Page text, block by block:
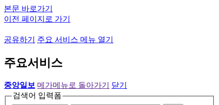
본문 바로가기
이전 페이지로 가기
공유하기 주요 서비스 메뉴 열기
주요서비스
중앙일보 메가메뉴로 돌아가기
닫기
검색어 입력폼